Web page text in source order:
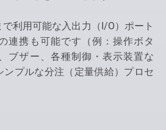
利用可能な入出力（I/O）ポート
連携も可能です（例：操作ボタ
ブザー、各種制御・表示装置な
ンプルな分注（定量供給）プロセ